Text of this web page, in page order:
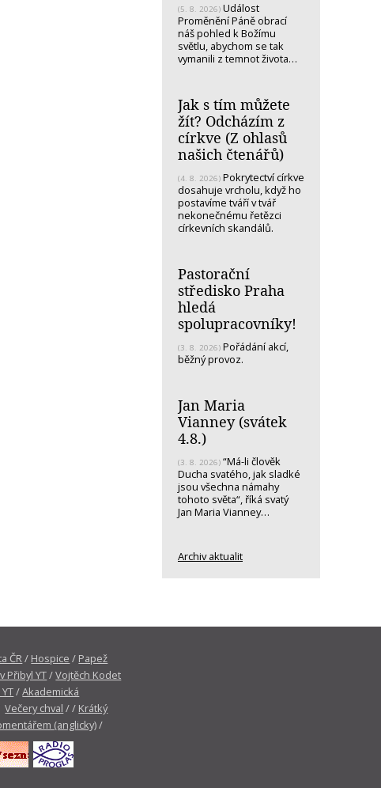
(5. 8. 2026) Událost
Proměnění Páně obrací
náš pohled k Božímu
světlu, abychom se tak
vymanili z temnot života…
Jak s tím můžete
žít? Odcházím z
církve (Z ohlasů
našich čtenářů)
(4. 8. 2026) Pokrytectví církve
dosahuje vrcholu, když ho
postavíme tváří v tvář
nekonečnému řetězci
církevních skandálů.
Pastorační
středisko Praha
hledá
spolupracovníky!
(3. 8. 2026) Pořádání akcí,
běžný provoz.
Jan Maria
Vianney (svátek
4.8.)
(3. 8. 2026) “Má-li člověk
Ducha svatého, jak sladké
jsou všechna námahy
tohoto světa“, říká svatý
Jan Maria Vianney…
Archiv aktualit
ČR/ Hospice / Papež
Přibyl YT/Vojtěch Kodet
/Akademická
Večery chval / / Krátký
(anglicky)/